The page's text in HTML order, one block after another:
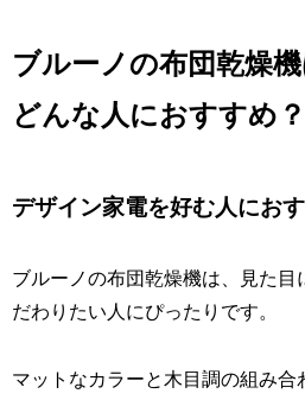
ブルーノの布団乾燥
どんな人におすすめ？
デザイン家電を好む人にお
ブルーノの布団乾燥機は、見た目
だわりたい人にぴったりです。
マットなカラーと木目調の組み合